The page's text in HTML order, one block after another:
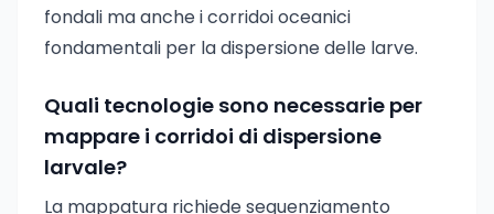
fondali ma anche i corridoi oceanici
fondamentali per la dispersione delle larve.
Quali tecnologie sono necessarie per
mappare i corridoi di dispersione
larvale?
La mappatura richiede sequenziamento